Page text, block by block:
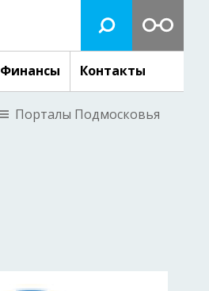
Финансы Контакты
Порталы Подмосковья